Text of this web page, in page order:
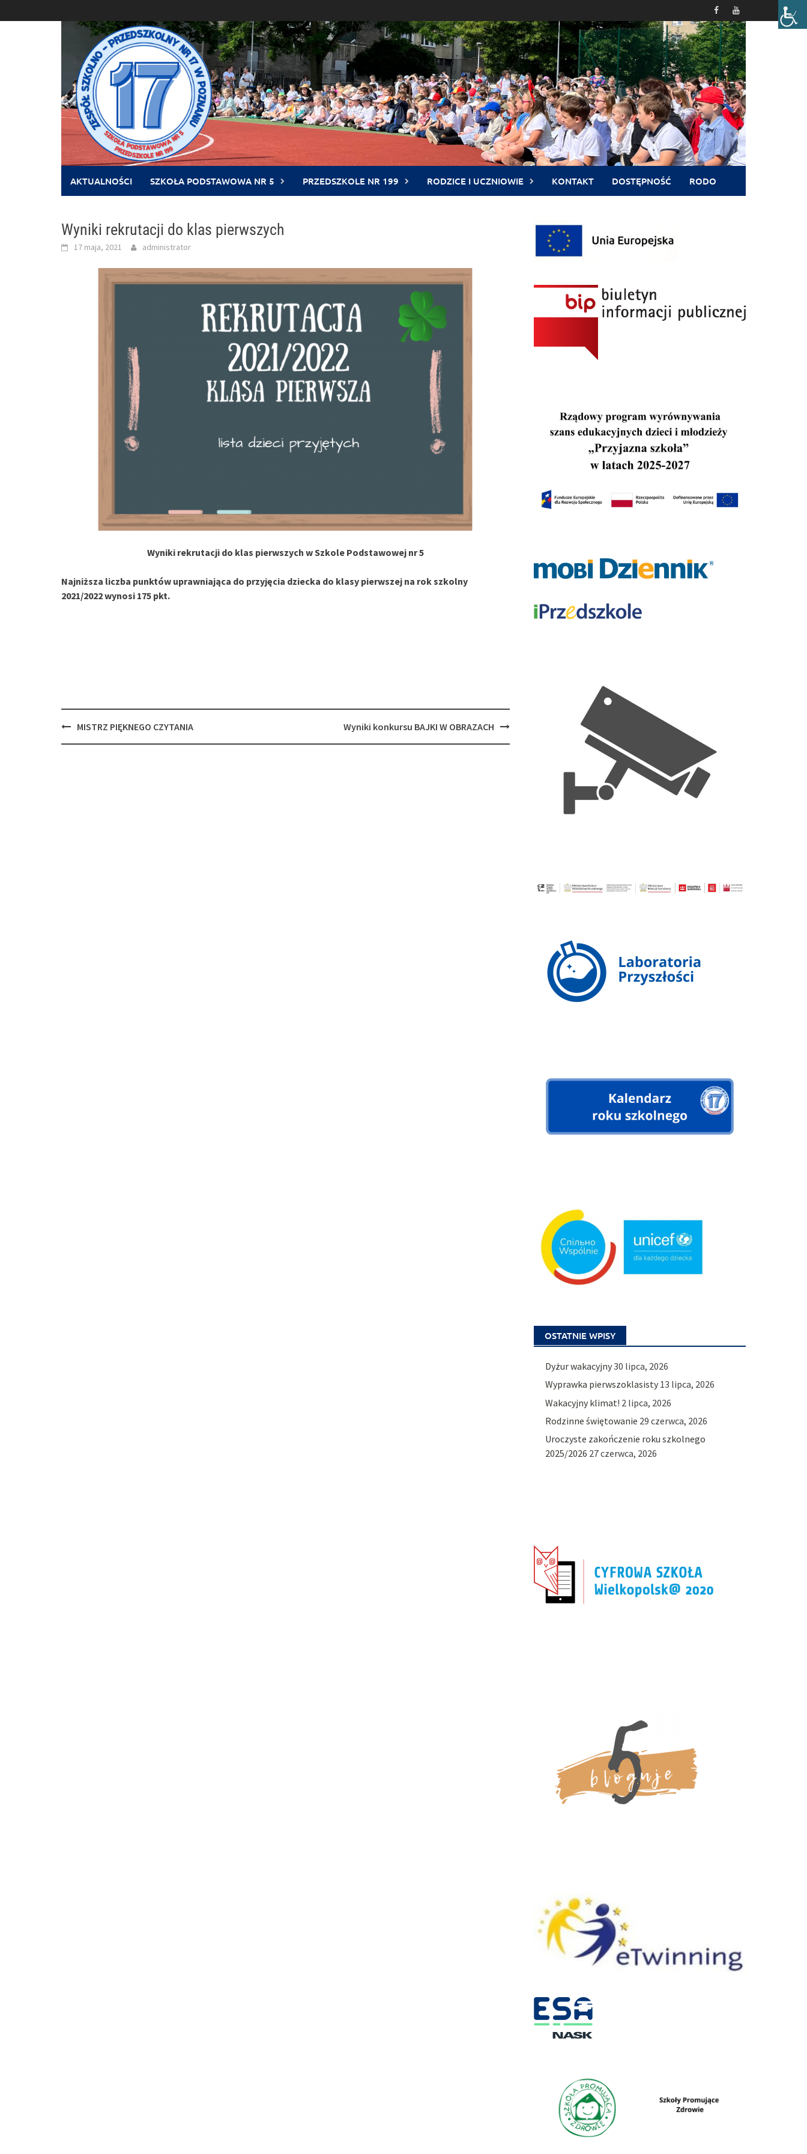
to
AKTUALNOŚCI SZKOŁA PODSTAWOWA NR 5 PRZEDSZKOLE NR 199 RODZICE I UCZNIOWIE KONTAKT DOSTĘPNOŚĆ RODO
Wyniki rekrutacji do klas pierwszych
17 maja, 2021 administrator
Wyniki rekrutacji do klas pierwszych w Szkole Podstawowej nr 5
Najniższa liczba punktów uprawniająca do przyjęcia dziecka do klasy pierwszej na rok szkolny
2021/2022 wynosi 175 pkt.
PostMISTRZ PIĘKNEGO CZYTANIA Wyniki konkursu BAJKI W OBRAZACH
OSTATNIE WPISY
Dyżur wakacyjny30 lipca, 2026
Wyprawka pierwszoklasisty 13 lipca, 2026
Wakacyjny klimat! 2 lipca, 2026
Rodzinne świętowanie 29 czerwca, 2026
Uroczyste zakończenie roku szkolnego
2025/2026 27 czerwca, 2026